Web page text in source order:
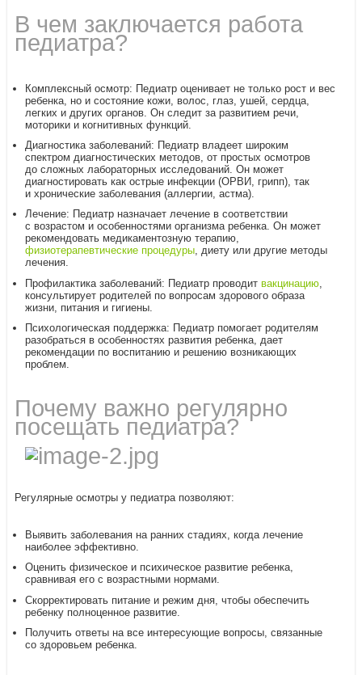
В чем заключается работа
педиатра?
Комплексный осмотр: Педиатр оценивает не только рост и вес
ребенка, но и состояние кожи, волос, глаз, ушей, сердца,
легких и других органов. Он следит за развитием речи,
моторики и когнитивных функций.
Диагностика заболеваний: Педиатр владеет широким
спектром диагностических методов, от простых осмотров
до сложных лабораторных исследований. Он может
диагностировать как острые инфекции (ОРВИ, грипп), так
и хронические заболевания (аллергии, астма).
Лечение: Педиатр назначает лечение в соответствии
с возрастом и особенностями организма ребенка. Он может
рекомендовать медикаментозную терапию,
физиотерапевтические процедуры, диету или другие методы
лечения.
Профилактика заболеваний: Педиатр проводитвакцинацию
консультирует родителей по вопросам здорового образа
жизни, питания и гигиены.
Психологическая поддержка: Педиатр помогает родителям
разобраться в особенностях развития ребенка, дает
рекомендации по воспитанию и решению возникающих
проблем.
Почему важно регулярно
посещать педиатра?
Регулярные осмотры у педиатра позволяют:
Выявить заболевания на ранних стадиях, когда лечение
наиболее эффективно.
Оценить физическое и психическое развитие ребенка,
сравнивая его с возрастными нормами.
Скорректировать питание и режим дня, чтобы обеспечить
ребенку полноценное развитие.
Получить ответы на все интересующие вопросы, связанные
со здоровьем ребенка.